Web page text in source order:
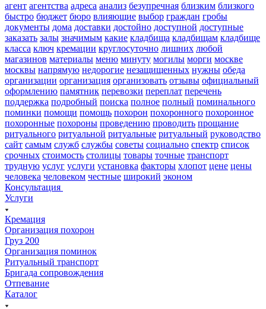
агент агентства адреса анализ безупречная близким близкого
быстро бюджет бюро влияющие выбор граждан гробы
документы дома доставки достойно доступной доступные
заказать залы значимым какие кладбища кладбищам кладбище
класса ключ кремации круглосуточно лишних любой
магазинов материалы меню минуту могилы морги москве
москвы напрямую недорогие незащищенных нужны обеда
организации организация организовать отзывы официальный
оформлению памятник перевозки переплат перечень
поддержка подробный поиска полное полный поминального
поминки помощи помощь похорон похоронного похоронное
похоронные похороны проведению проводить прощание
ритуального ритуальной ритуальные ритуальный руководство
сайт самым служб службы советы социально спектр список
срочных стоимость столицы товары точные транспорт
трудную услуг услуги установка факторы хлопот цене цены
человека человеком честные широкий эконом
Консультация
Услуги
Кремация
Организация похорон
Груз 200
Организация поминок
Ритуальный транспорт
Бригада сопровождения
Отпевание
Каталог